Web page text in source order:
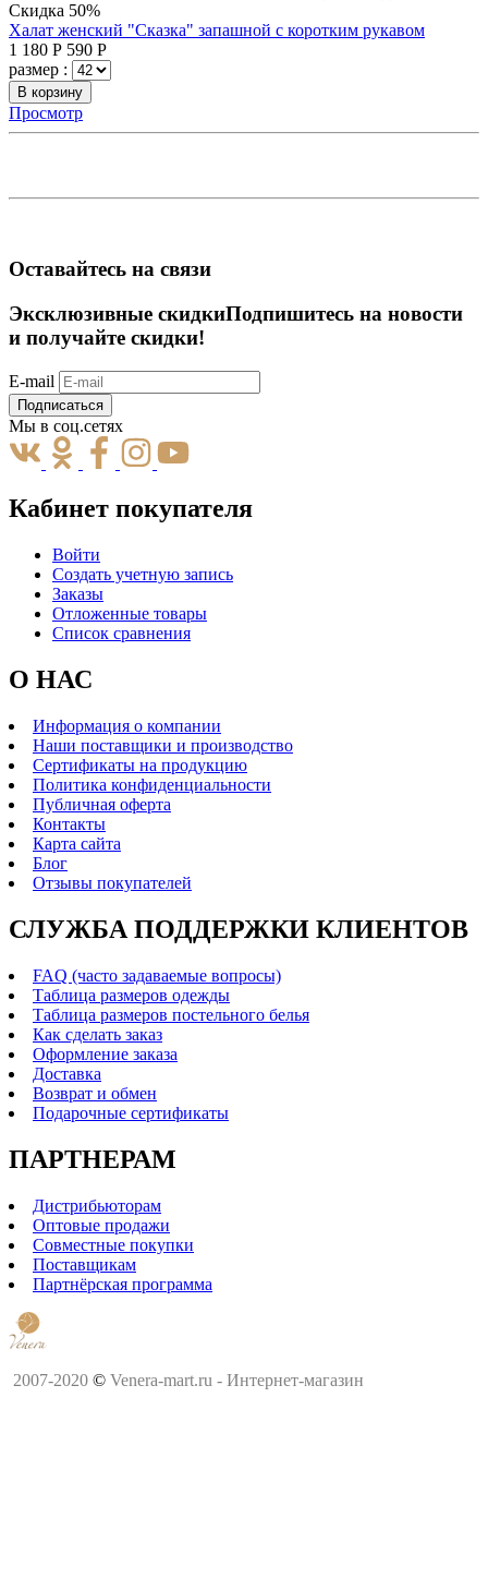
Скидка 50%
Халат женский "Сказка" запашной с коротким рукавом
1 180 Р 590 Р
размер :
В корзину
Просмотр
Оставайтесь на связи
Эксклюзивные скидкиПодпишитесь на новости
и получайте скидки!
E-mail
Подписаться
Мы в соц.сетях
Кабинет покупателя
Войти
Создать учетную запись
Заказы
Отложенные товары
Список сравнения
О НАС
Информация о компании
Наши поставщики и производство
Сертификаты на продукцию
Политика конфиденциальности
Публичная оферта
Контакты
Карта сайта
Блог
Отзывы покупателей
СЛУЖБА ПОДДЕРЖКИ КЛИЕНТОВ
FAQ (часто задаваемые вопросы)
Таблица размеров одежды
Таблица размеров постельного белья
Как сделать заказ
Оформление заказа
Доставка
Возврат и обмен
Подарочные сертификаты
ПАРТНЕРАМ
Дистрибьюторам
Оптовые продажи
Совместные покупки
Поставщикам
Партнёрская программа
2007-2020 © Venera-mart.ru - Интернет-магазин